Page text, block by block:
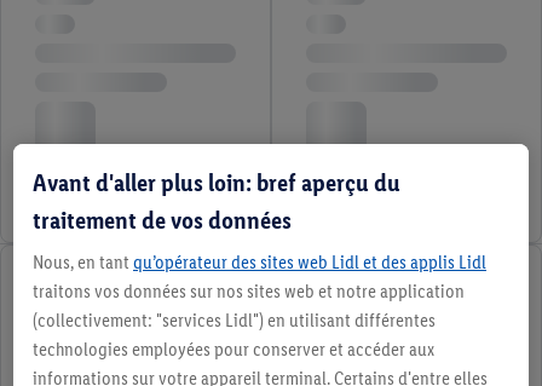
Avant d'aller plus loin: bref aperçu du
traitement de vos données
Nous, en tant qu’opérateur des sites web Lidl et des applis Lidl
traitons vos données sur nos sites web et notre application
(collectivement: "services Lidl") en utilisant différentes
technologies employées pour conserver et accéder aux
informations sur votre appareil terminal. Certains d'entre elles